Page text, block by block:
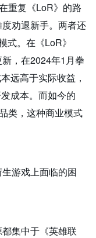
重复《LoR》的路
劝退新手。两者还
式。在《LoR》
，在2024年1月拳
远高于实际收益，
成本。而如今的
类，这种商业模式
游戏上面临的困
集中于《英雄联